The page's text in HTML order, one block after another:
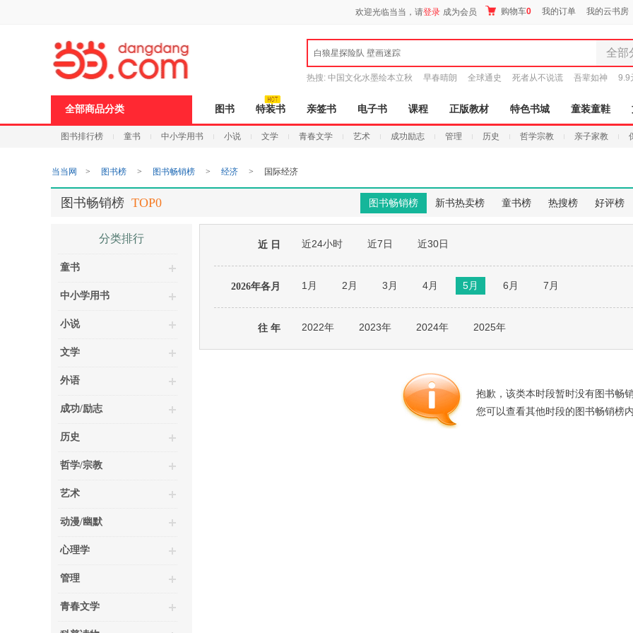
欢迎光临当当，请登录 成为会员 购物车0 我的订单 我的云书房
白狼星探险队 壁画迷踪 全部
全部
图书
电子书
音像
玩具
孕婴
食品
手机
热搜: 中国文化水墨绘本立秋 早春晴朗 全球通史 死者从不说谎 吾辈如神 9.9
全部商品分类 图书 特装书 亲签书 电子书 课程 正版教材 特色书城 童装童鞋
图书排行榜 童书 中小学用书 小说 文学 青春文学 艺术 成功励志 管理 历史 哲学宗教 亲子家教
当当网 > 图书榜 > 图书畅销榜 > 经济 > 国际经济
图书畅销榜 新书热卖榜 童书榜 热搜榜 好评榜
图书畅销榜 TOP0
分类排行
童书
中小学用书
小说
文学
外语
成功/励志
历史
哲学/宗教
艺术
动漫/幽默
心理学
管理
青春文学
近 日 近24小时 近7日 近30日
2026年各月 1月 2月 3月 4月 5月 6月 7月
往 年 2022年 2023年 2024年 2025年
抱歉，该类本时段暂时没有图书畅销
您可以查看其他时段的图书畅销榜内
页